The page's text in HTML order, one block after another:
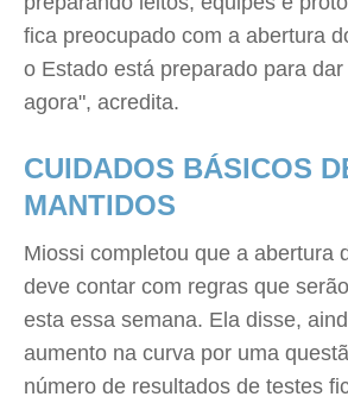
fica preocupado com a abertura
o Estado está preparado para
agora", acredita.
CUIDADOS BÁSICOS
MANTIDOS
Miossi completou que a abertura
deve contar com regras que
esta essa semana. Ela disse,
aumento na curva por uma
número de resultados de testes